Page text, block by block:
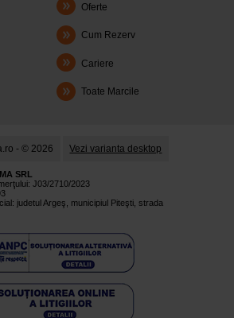
Oferte
Cum Rezerv
Cariere
Toate Marcile
- © 2026 Vezi varianta desktop
SRL
J03/2710/2023
judetul Argeş, municipiul Piteşti, strada